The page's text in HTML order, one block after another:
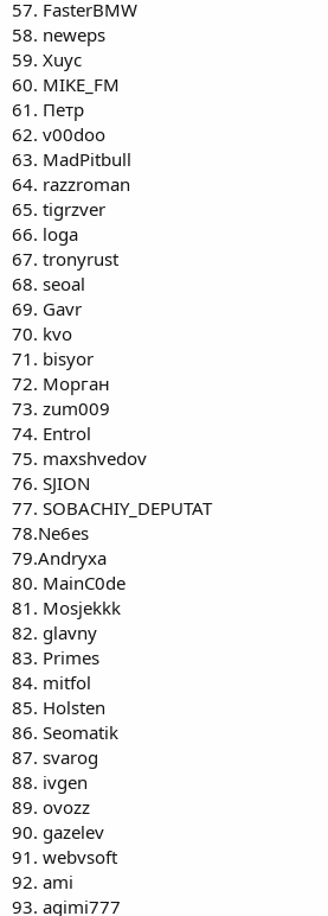
57. FasterBMW
58. neweps
59. Хuyc
60. MIKE_FM
61. Петр
62. v00doo
63. MadPitbull
64. razzroman
65. tigrzver
66. loga
67. tronyrust
68. seoal
69. Gavr
70. kvo
71. bisyor
72. Морган
73. zum009
74. Entrol
75. maxshvedov
76. SJION
77. SOBACHIY_DEPUTAT
78.Ne6es
79.Andryxa
80. MainC0de
81. Mosjekkk
82. glavny
83. Primes
84. mitfol
85. Holsten
86. Seomatik
87. svarog
88. ivgen
89. ovozz
90. gazelev
91. webvsoft
92. ami
93. agimi777